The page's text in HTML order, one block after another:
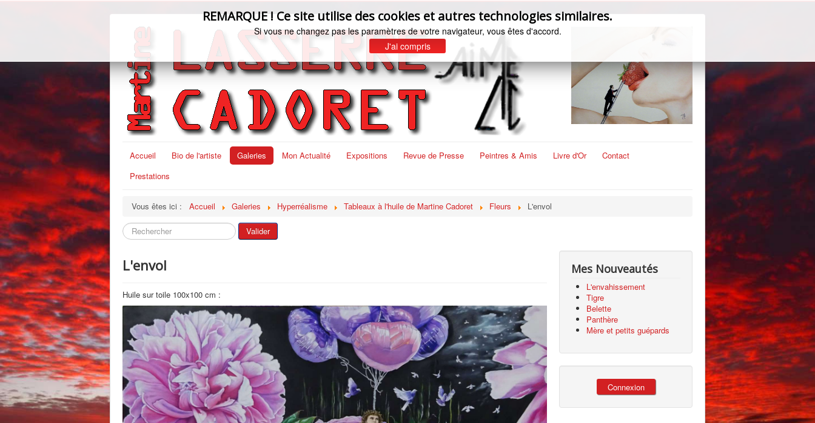
Accueil Bio de l'artiste Galeries Mon Actualité Expositions Revue de Presse Peintres & Amis Livre d'Or
Contact
Prestations
Vous êtes ici : Accueil Galeries Hyperréalisme Tableaux à l'huile de Martine Cadoret Fleurs L'envol
REMARQUE ! Ce site utilise des cookies et autres technologies similaires.
Si vous ne changez pas les paramètres de votre navigateur, vous êtes d'accord.
J'ai compris
Rechercher Valider
L'envol
Huile sur toile 100x100 cm :
Mes Nouveautés
L'envahissement
Tigre
Belette
Panthère
Mère et petits guépards
Connexion